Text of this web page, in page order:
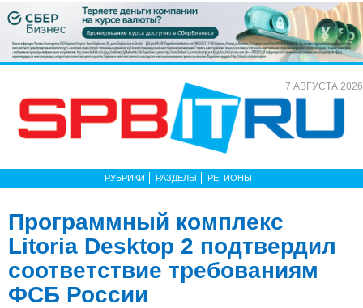
7 АВГУСТА 2026
РУБРИКИ РАЗДЕЛЫ РЕГИОНЫ
Программный комплекс
Litoria Desktop 2 подтвердил
соответствие требованиям
ФСБ России